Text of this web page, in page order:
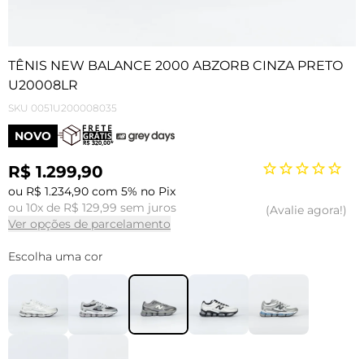
NOVO
TÊNIS NEW BALANCE 2000 ABZORB CINZA PRETO
U20008LR
SKU 0051U200008035
R$ 1.299,90
ou R$ 1.234,90 com 5% no Pix
ou 10x de R$ 129,99 sem juros
Ver opções de parcelamento
Avalie agora!
Escolha uma cor